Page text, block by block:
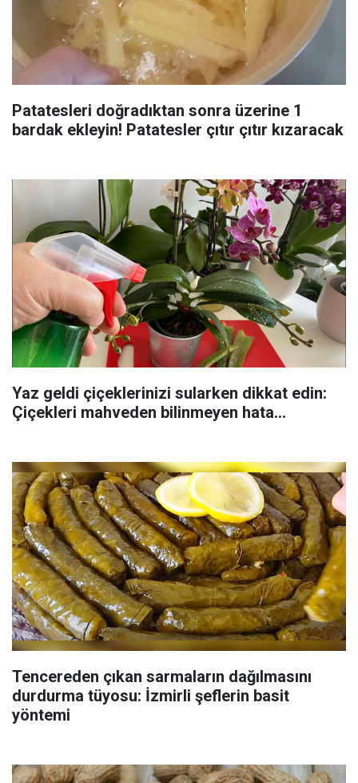
Patatesleri doğradıktan sonra üzerine 1
bardak ekleyin! Patatesler çıtır çıtır kızaracak
Yaz geldi çiçeklerinizi sularken dikkat edin:
Çiçekleri mahveden bilinmeyen hata...
Tencereden çıkan sarmaların dağılmasını
durdurma tüyosu: İzmirli şeflerin basit
yöntemi